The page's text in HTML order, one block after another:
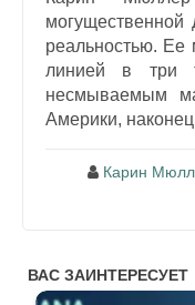
могущественной
реальностью. Ее
линией в три
несмываемым
Америки,
Карин